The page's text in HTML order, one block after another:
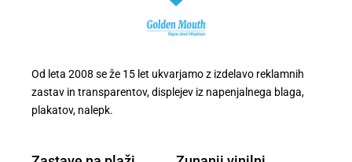
Od leta 2008 se že 15 let ukvarjamo z izdelavo reklamnih
zastav in transparentov, displejev iz napenjalnega blaga,
plakatov, nalepk.